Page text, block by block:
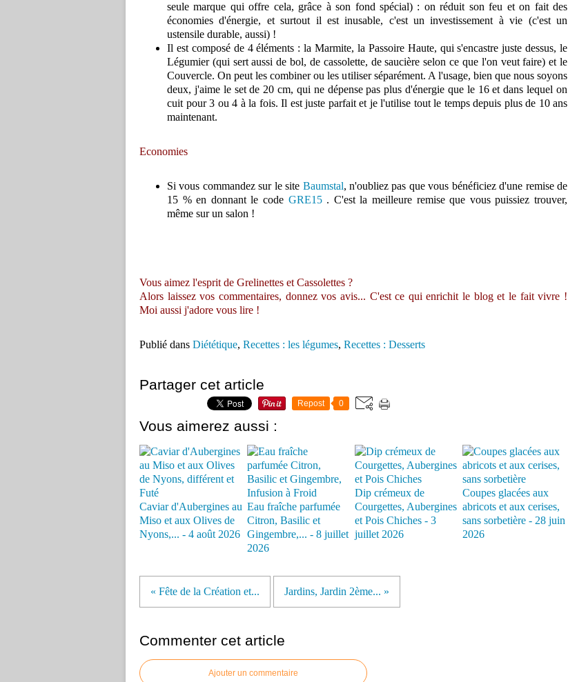
seule marque qui offre cela, grâce à son fond spécial) : on réduit son feu et on fait des
économies d'énergie, et surtout il est inusable, c'est un investissement à vie (c'est un
ustensile durable, aussi) !
Il est composé de 4 éléments : la Marmite, la Passoire Haute, qui s'encastre juste dessus, le
Légumier (qui sert aussi de bol, de cassolette, de saucière selon ce que l'on veut faire) et le
Couvercle. On peut les combiner ou les utiliser séparément. A l'usage, bien que nous soyons
deux, j'aime le set de 20 cm, qui ne dépense pas plus d'énergie que le 16 et dans lequel on
cuit pour 3 ou 4 à la fois. Il est juste parfait et je l'utilise tout le temps depuis plus de 10 ans
maintenant.
Economies
Si vous commandez sur le site Baumstal, n'oubliez pas que vous bénéficiez d'une remise de
15 % en donnant le code GRE15. C'est la meilleure remise que vous puissiez trouver,
même sur un salon !
Vous aimez l'esprit de Grelinettes et Cassolettes ?
Alors laissez vos commentaires, donnez vos avis... C'est ce qui enrichit le blog et le fait vivre !
Moi aussi j'adore vous lire !
Publié dans Diététique, Recettes : les légumes, Recettes : Desserts
Partager cet article
Repost 0
Vous aimerez aussi :
Caviar d'Aubergines au
Miso et aux Olives de
Nyons,... - 4 août 2026
Eau fraîche parfumée
Citron, Basilic et
Gingembre,... - 8 juillet
2026
Dip crémeux de
Courgettes, Aubergines
et Pois Chiches - 3
juillet 2026
Coupes glacées aux
abricots et aux cerises,
sans sorbetière - 28 juin
2026
« Fête de la Création et... Jardins, Jardin 2ème... »
Commenter cet article
Ajouter un commentaire